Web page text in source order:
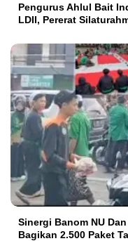
Pengurus Ahlul Bait
LDII, Pererat
Sinergi Banom NU
Bagikan 2.500 Paket